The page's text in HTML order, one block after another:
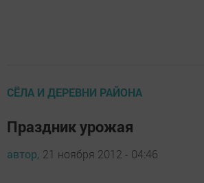
СЁЛА И ДЕРЕВНИ РАЙОНА
Праздник урожая
автор, 21 ноября 2012 - 04:46